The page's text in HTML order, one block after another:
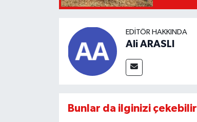
EDITÖR HAKKINDA
Ali ARASLI
Bunlar da ilginizi çekebilir